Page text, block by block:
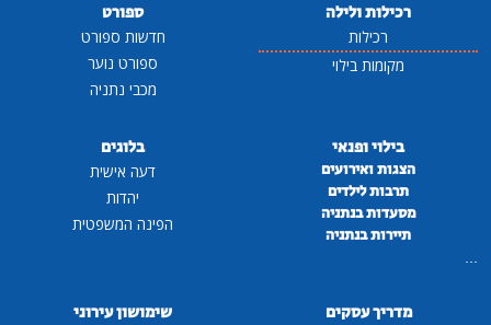
רכילות ולילה
רכילות
מקומות בילוי
ספורט
חדשות ספורט
ספורט נוער
מכבי נתניה
בילוי ופנאי
הצגות ואירועים
תרבות לילדים
מסעדות בנתניה
תיירות בנתניה
...
בלוגים
דעה אישית
יהדות
הפינה המשפטית
מדריך עסקים שימושון עירוני